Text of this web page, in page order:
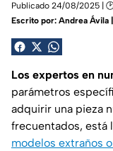
Publicado 24/08/2025 |
Escrito por: Andrea Ávila
Los expertos en
parámetros
adquirir una pieza
frecuentados, está
modelos extraños